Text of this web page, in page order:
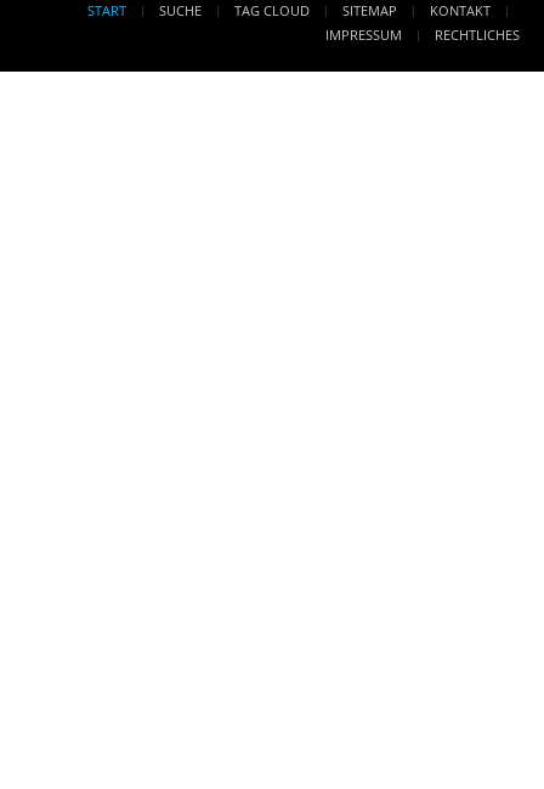
START SUCHE TAG CLOUD SITEMAP
KONTAKT
IMPRESSUM
RECHTLICHES